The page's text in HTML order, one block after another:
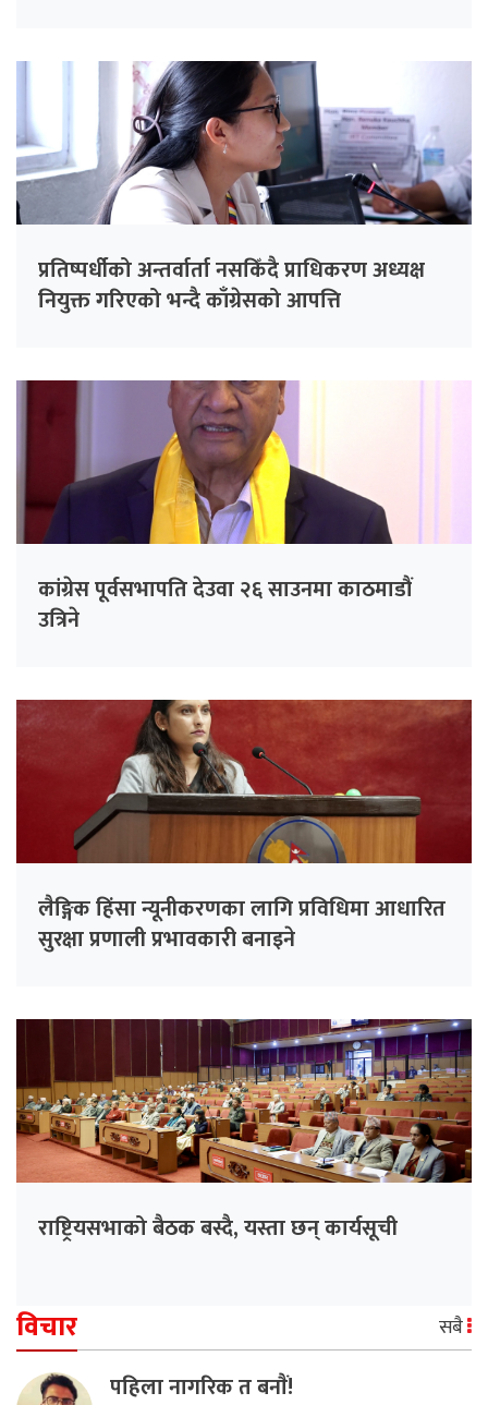
प्रतिष्पर्धीको अन्तर्वार्ता नसकिँदै प्राधिकरण अध्यक्ष
नियुक्त गरिएको भन्दै काँग्रेसको आपत्ति
कांग्रेस पूर्वसभापति देउवा २६ साउनमा काठमाडौं
उत्रिने
लैङ्गिक हिंसा न्यूनीकरणका लागि प्रविधिमा आधारित
सुरक्षा प्रणाली प्रभावकारी बनाइने
राष्ट्रियसभाको बैठक बस्दै, यस्ता छन् कार्यसूची
विचार सबै
पहिला नागरिक त बनाैं!